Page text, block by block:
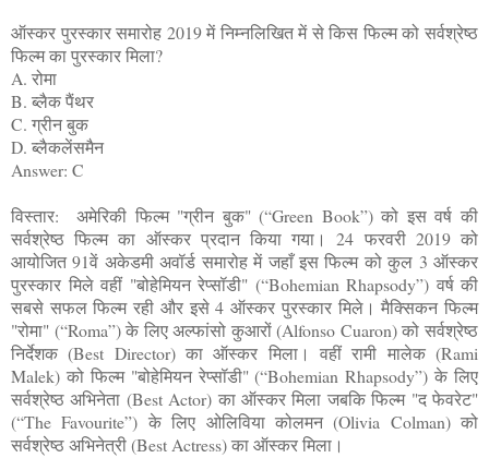
ऑस्कर पुरस्कार समारोह 2019 में निम्नलिखित में से किस फिल्म को सर्वश्रेष्ठ
फिल्म का पुरस्कार मिला?
A. रोमा
B. ब्लैक पैंथर
C. ग्रीन बुक
D. ब्लैकलेंसमैन
Answer: C
विस्तार: अमेरिकी फिल्म "ग्रीन बुक" (“Green Book”) को इस वर्ष की
सर्वश्रेष्ठ फिल्म का ऑस्कर प्रदान किया गया। 24 फरवरी 2019 को
आयोजित 91वें अकेडमी अवॉर्ड समारोह में जहाँ इस फिल्म को कुल 3 ऑस्कर
पुरस्कार मिले वहीं "बोहेमियन रेप्सॉडी" (“Bohemian Rhapsody”) वर्ष की
सबसे सफल फिल्म रही और इसे 4 ऑस्कर पुरस्कार मिले। मैक्सिकन फिल्म
"रोमा" (“Roma”) के लिए अल्फांसो कुआरों (Alfonso Cuaron) को सर्वश्रेष्ठ
निर्देशक (Best Director) का ऑस्कर मिला। वहीं रामी मालेक (Rami
Malek) को फिल्म "बोहेमियन रेप्सॉडी" (“Bohemian Rhapsody”) के लिए
सर्वश्रेष्ठ अभिनेता (Best Actor) का ऑस्कर मिला जबकि फिल्म "द फेवरेट"
(“The Favourite”) के लिए ओलिविया कोलमन (Olivia Colman) को
सर्वश्रेष्ठ अभिनेत्री (Best Actress) का ऑस्कर मिला।